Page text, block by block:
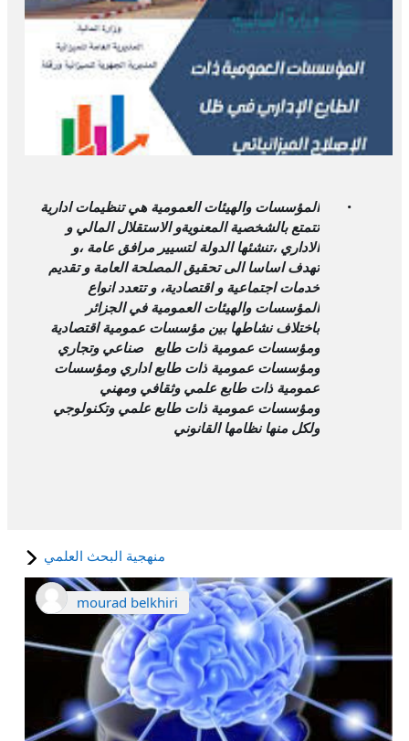
المؤسسات والهيئات العمومية هي تنظيمات ادارية
تتمتع بالشخصية المعنويةو الاستقلال المالي و
الاداري ،تنشئها الدولة لتسيير مرافق عامة ،و
تهدف اساسا الى تحقيق المصلحة العامة و تقديم
خدمات اجتماعية و اقتصادية، و تتعدد انواع
المؤسسات والهيئات العمومية في الجزائر
باختلاف نشاطها بين مؤسسات عمومية اقتصادية
ومؤسسات عمومية ذات طابع صناعي وتجاري
ومؤسسات عمومية ذات طابع اداري ومؤسسات
عمومية ذات طابع علمي وثقافي ومهني
ومؤسسات عمومية ذات طابع علمي وتكنولوجي
ولكل منها نظامها القانوني
.
منهجية البحث العلمي
mourad belkhiri